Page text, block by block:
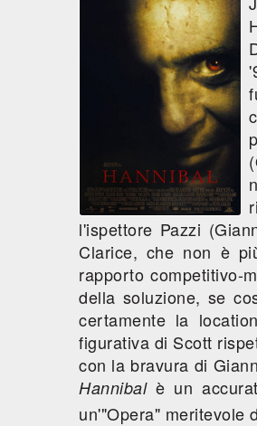
l'ispettore Pazzi
Clarice, che non è
rapporto competitivo-
della soluzione, se
certamente la
figurativa di Scott
con la bravura di
Hannibal è un
un'"Opera" meritevole